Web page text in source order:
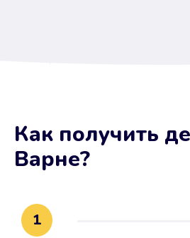
Не потребовались
и поручители. Папа
Как получить
Варне?
1